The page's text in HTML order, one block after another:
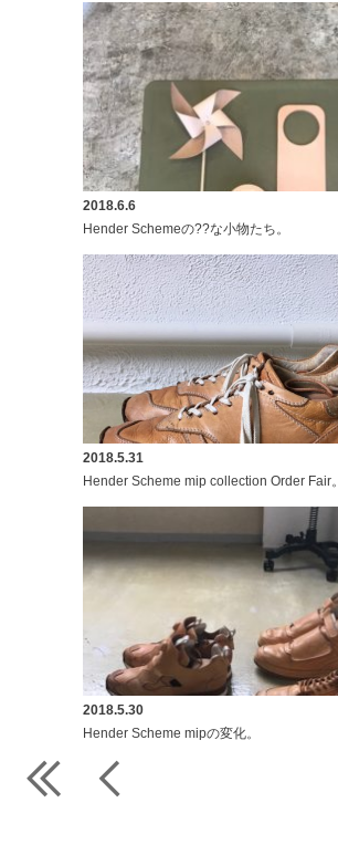
2018.6.6
Hender Schemeの??な小物たち。
2018.5.31
Hender Scheme mip collection Order Fair。
2018.5.30
Hender Scheme mipの変化。